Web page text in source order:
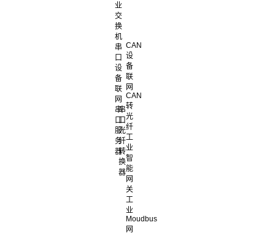
业
交
换
机
串
口
设
备
联
网
串
口
服
务
器
串
口
光
纤
转
换
器
CAN
设
备
联
网
CAN
转
光
纤
工
业
智
能
网
关
工
业
Moudbus
网